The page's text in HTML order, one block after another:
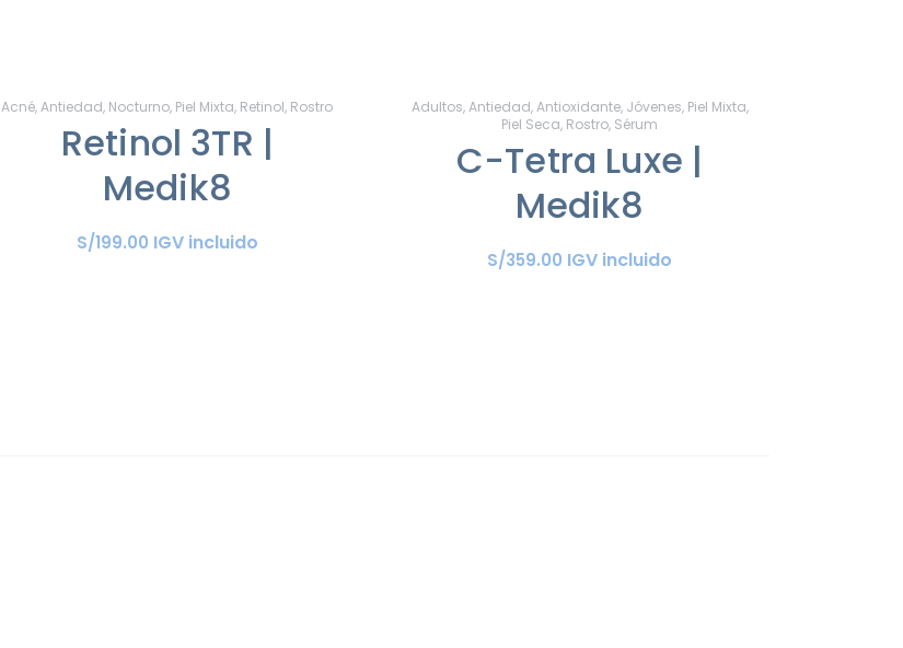
Acné,Antiedad, Nocturno, Piel Mixta, Retinol, Rostro
Retinol 3TR |
Medik8
S/199.00 IGV incluido
Adultos,Antiedad,Antioxidante, Jóvenes, Piel Mixta,
Piel Seca, Rostro, Sérum
C-Tetra Luxe |
Medik8
S/359.00 IGV incluido